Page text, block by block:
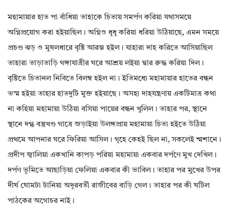
মহামায়ার হাত পা বাঁধিয়া তাহাকে চিতায় সমর্পণ করিয়া যথাসময়ে
অগ্নিপ্রয়োগ করা হইয়াছিল। অগ্নিও ধূধূ করিয়া ধরিয়া উঠিয়াছে, এমন সময়ে
প্রচণ্ড ঝড় ও মুষলধারে বৃষ্টি আরম্ভ হইল। যাহারা দাহ করিতে আসিয়াছিল
তাহারা তাড়াতাড়ি গঙ্গাযাত্রীর ঘরে আশ্রয় লইয়া দ্বার রুদ্ধ করিয়া দিল।
বৃষ্টিতে চিতানল নিবিতে বিলম্ব হইল না। ইতিমধ্যে মহামায়ার হাতের বন্ধন
ভস্ম হইয়া তাহার হাতদুটি মুক্ত হইয়াছে। অসহ্য দাহযন্ত্রণায় একটিমাত্র কথা
না কহিয়া মহামায়া উঠিয়া বসিয়া পায়ের বন্ধন খুলিল। তাহার পর, স্থানে
স্থানে দগ্ধ বস্ত্রখণ্ড গাত্রে জড়াইয়া উলঙ্গপ্রায় মহামায়া চিতা হইতে উঠিয়া
প্রথমে আপনার ঘরে ফিরিয়া আসিল। গৃহে কেহই ছিল না, সকলেই শ্মশানে।
প্রদীপ জ্বালিয়া একখানি কাপড় পরিয়া মহামায়া একবার দর্পণে মুখ দেখিল।
দর্পণ ভূমিতে আছাড়িয়া ফেলিয়া একবার কী ভাবিল। তাহার পর মুখের উপর
দীর্ঘ ঘোমটা টানিয়া অদূরবর্তী রাজীবের বাড়ি গেল। তাহার পর কী ঘটিল
পাঠকের অগোচর নাই।